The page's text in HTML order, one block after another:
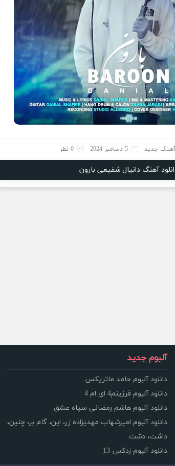
جدید 5 دسامبر 2024 0 نظر
آهنگ دانیال شفیعی بارون
آلبوم جدید
دانلود آلبوم حامد ماتریکس
دانلود آلبوم فرزینم4 ای ام 4
دانلود آلبوم هاشم رمضانی سپاه عشق
دانلود آلبوم امیرشهاب مهدیزاده زر، این، گام بر، چنین،
داشت، دشت
دانلود آلبوم زدکس 13